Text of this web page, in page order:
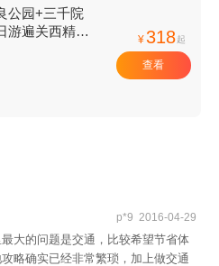
神社+石塀小路
路+对凤庵
本地玩乐+京都本
高探索中心+嵯峨
治市源氏温泉+宇
公园+三千院
游遍关西精华
¥318起
查看
p*9 2016-04-29
大的问题是交通，比较希望节省体
略确实已经非常繁琐，加上做交通